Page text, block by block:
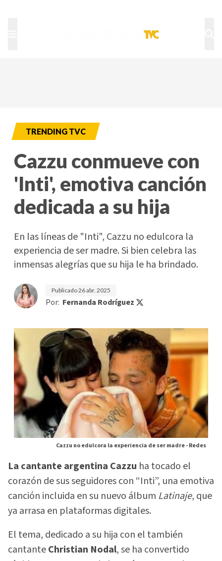
TRENDING TVC
Cazzu conmueve con
'Inti', emotiva canción
dedicada a su hija
En las líneas de "Inti", Cazzu no edulcora la
experiencia de ser madre. Si bien celebra las
inmensas alegrías que su hija le ha brindado.
Publicado26 abr. 2025
Por: Fernanda Rodríguez
Cazzu no edulcora la experiencia de ser madre -Redes
La cantante argentina Cazzu ha tocado el
corazón de sus seguidores con “Inti”, una emotiva
canción incluida en su nuevo álbum Latinaje, que
ya arrasa en plataformas digitales.
El tema, dedicado a su hija con el también
cantanteChristian Nodal, se ha convertido